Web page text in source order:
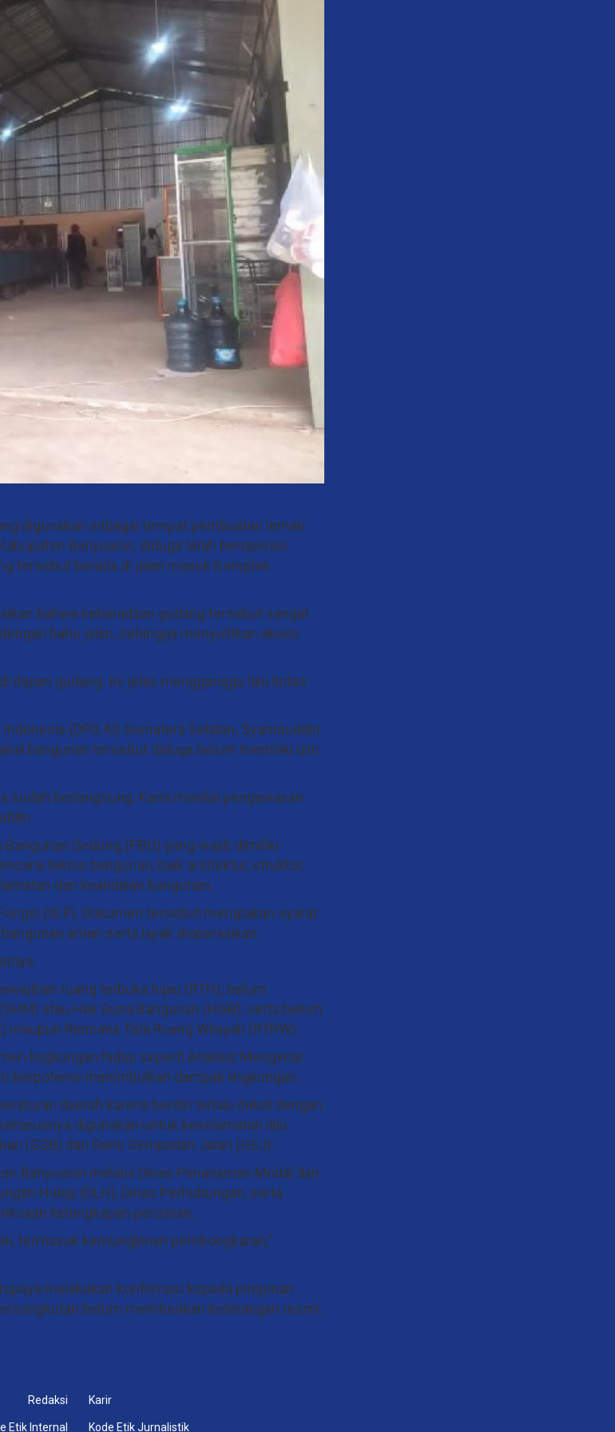
digunakan sebagai tempat pembuatan lemari
Banyuasin, diduga telah beroperasi
tersebut berada di jalan masuk Komplek
bahwa keberadaan gudang tersebut sangat
bahu jalan, sehingga menyulitkan akses
depan gudang. Ini jelas mengganggu lalu lintas
(DPD AI) Sumatera Selatan, Syamsuddin
bangunan tersebut diduga belum memiliki izin
sudah berlangsung. Kami menilai pengawasan
Gedung (PBG) yang wajib dimiliki
teknis bangunan, baik arsitektur, struktur,
dan keandalan bangunan.
(SLF). Dokumen tersebut merupakan syarat
aman serta layak dioperasikan.
ruang terbuka hijau (RTH), belum
atau Hak Guna Bangunan (HGB), serta belum
Rencana Tata Ruang Wilayah (RTRW).
lingkungan hidup seperti Analisis Mengenai
berpotensi menimbulkan dampak lingkungan.
daerah karena berdiri terlalu dekat dengan
digunakan untuk keselamatan lalu
(GSB) dan Garis Sempadan Jalan (GSJ).
Banyuasin melalui Dinas Penanaman Modal dan
Hidup (DLH), Dinas Perhubungan, serta
kelengkapan perizinan.
termasuk kemungkinan pembongkaran,”
melakukan konfirmasi kepada pimpinan
belum memberikan keterangan resmi.
Redaksi
Etik Internal
Karir
Kode Etik Jurnalistik